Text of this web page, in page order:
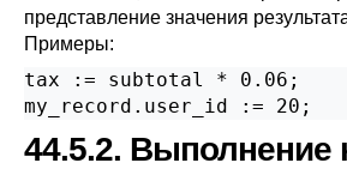
представление значения
Примеры:
tax := subtotal * 0.06;
my_record.user_id := 20;
44.5.2. Выполнение